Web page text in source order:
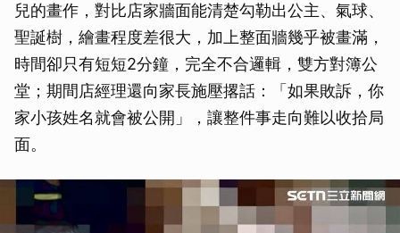
兒的畫作，對比店家牆面能清楚勾勒出公主、氣球、
聖誕樹，繪畫程度差很大，加上整面牆幾乎被畫滿，
時間卻只有短短2分鐘，完全不合邏輯，雙方對簿公
堂；期間店經理還向家長施壓撂話：「如果敗訴，你
家小孩姓名就會被公開」，讓整件事走向難以收拾局
面。